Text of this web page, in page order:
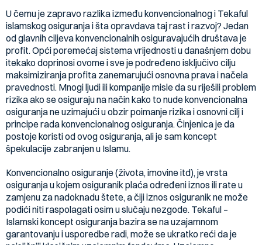
U čemu je zapravo razlika između konvencionalnog i Tekaful
islamskog osiguranja i šta opravdava taj rast i razvoj? Jedan
od glavnih ciljeva konvencionalnih osiguravajućih društava je
profit. Opći poremećaj sistema vrijednosti u današnjem dobu
itekako doprinosi ovome i sve je podređeno isključivo cilju
maksimiziranja profita zanemarujući osnovna prava i načela
pravednosti. Mnogi ljudi ili kompanije misle da su riješili problem
rizika ako se osiguraju na način kako to nude konvencionalna
osiguranja ne uzimajući u obzir poimanje rizika i osnovni cilj i
principe rada konvencionalnog osiguranja. Činjenica je da
postoje koristi od ovog osiguranja, ali je sam koncept
špekulacije zabranjen u Islamu.
Konvencionalno osiguranje (života, imovine itd), je vrsta
osiguranja u kojem osiguranik plaća određeni iznos ili rate u
zamjenu za nadoknadu štete, a čiji iznos osiguranik ne može
podići niti raspolagati osim u slučaju nezgode. Tekaful –
Islamski koncept osiguranja bazira se na uzajamnom
garantovanju i usporedbe radi, može se ukratko reći da je